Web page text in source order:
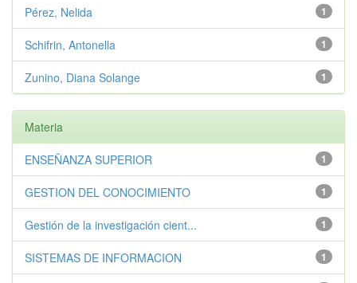
1
Pérez, Nelida
1
Schifrin, Antonella
1
Zunino, Diana Solange
Materia
1
ENSEÑANZA SUPERIOR
1
GESTION DEL CONOCIMIENTO
1
Gestión de la investigación cient...
1
SISTEMAS DE INFORMACION